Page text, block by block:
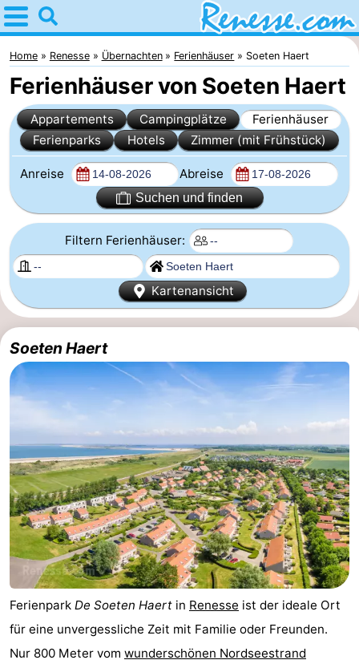
Home
Renesse
Tipps
Für
Übernachten
Appartements
-
Port
Greve
-
Zeeuwse
Kust
Campingplätze
Ferienhäuser
-
Buitenheem
De
Oase
-
Duinoord
-
Ginsterveld
-
Julianahoeve
-
Port
-
Home Renesse Übernachten Ferienhäuser Soeten Haert
Ferienhäuser von Soeten Haert
Appartements Campingplätze
Ferienhäuser
Ferienparks
Hotels Zimmer (mit Frühstück)
Anreise Abreise
Suchen und finden
Filtern Ferienhäuser:
Kartenansicht
Soeten Haert
Ferienpark De Soeten Haert in Renesse ist der ideale Ort
für eine unvergessliche Zeit mit Familie oder Freunden.
Nur 800 Meter vom wunderschönen Nordseestrand